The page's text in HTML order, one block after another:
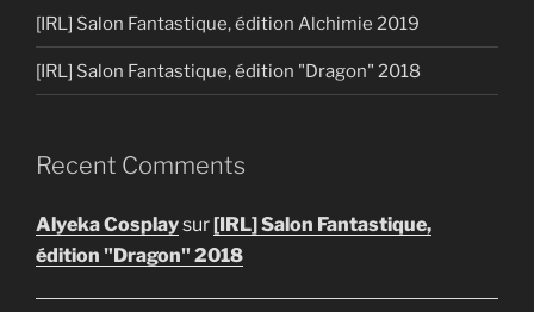
[IRL] Salon Fantastique, édition Alchimie 2019
[IRL] Salon Fantastique, édition "Dragon" 2018
Recent Comments
Alyeka Cosplaysur[IRL] Salon Fantastique,
édition "Dragon" 2018